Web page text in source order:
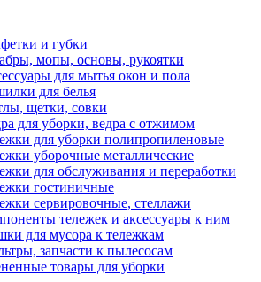
и губки
мопы, основы, рукоятки
для мытья окон и пола
для белья
щетки, совки
для уборки, ведра с отжимом
для уборки полипропиленовые
уборочные металлические
для обслуживания и переработки
гостиничные
сервировочные, стеллажи
тележек и аксессуары к ним
для мусора к тележкам
запчасти к пылесосам
товары для уборки